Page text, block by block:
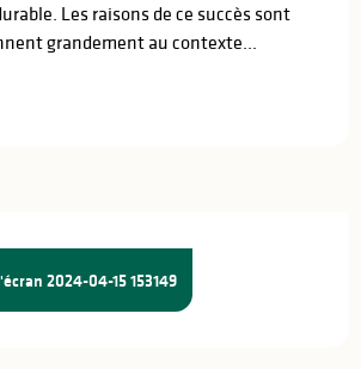
Les raisons de ce succès sont
grandement au contexte...
2024-04-15 153149